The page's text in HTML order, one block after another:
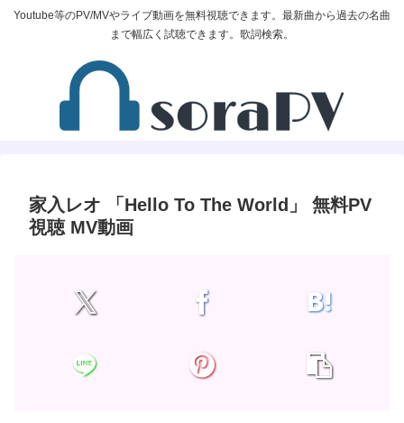
Youtube等のPV/MVやライブ動画を無料視聴できます。最新曲から過去の名曲
まで幅広く試聴できます。歌詞検索。
家入レオ 「Hello To The World」 無料PV
視聴 MV動画